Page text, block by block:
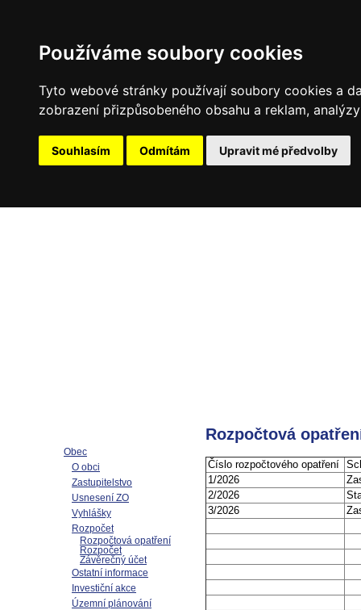
Používáme soubory cookies
Tyto webové stránky používají soubory cookies a
zobrazení přizpůsobeného obsahu a reklam,
Souhlasím Odmítám Upravit mé předvolby
Obec
O obci
Zastupitelstvo
Usnesení ZO
Vyhlášky
Rozpočet
Rozpočtová opatření
Rozpočet
Závěrečný účet
Ostatní informace
Investiční akce
Územní plánování
Rozpočtová
Číslo rozpočtového opatření
1/2026
2/2026
3/2026